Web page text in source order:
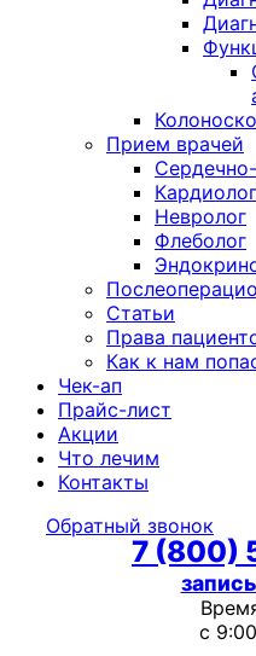
Прием врачей
Кардиолог
Невролог
Флеболог
Статьи
Права
Как к нам
Чек-ап
Прайс-лист
Акции
Что лечим
Контакты
Обратный звонок
7 (800)
с